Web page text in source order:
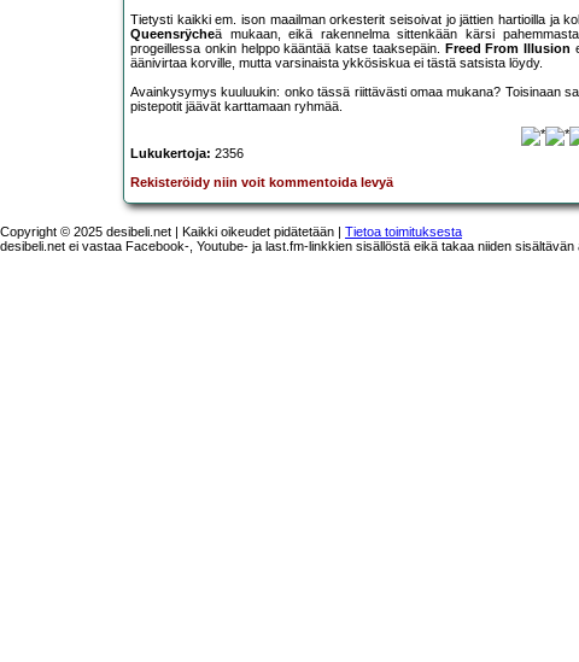
Tietysti kaikki em. ison maailman orkesterit seisoivat jo jättien hartioilla ja
Queensrÿcheä mukaan, eikä rakennelma sittenkään kärsi
progeillessa onkin helppo kääntää katse taaksepäin. Freed From Illusion
äänivirtaa korville, mutta varsinaista ykkösiskua ei tästä satsista löydy.
Avainkysymys kuuluukin: onko tässä riittävästi omaa mukana? Toisinaan
pistepotit jäävät karttamaan ryhmää.
Lukukertoja: 2356
Rekisteröidy niin voit kommentoida levyä
Copyright © 2025 desibeli.net | Kaikki oikeudet pidätetään | Tietoa toimituksesta
desibeli.net ei vastaa Facebook-, Youtube- ja last.fm-linkkien sisällöstä eikä takaa niiden sisältävän